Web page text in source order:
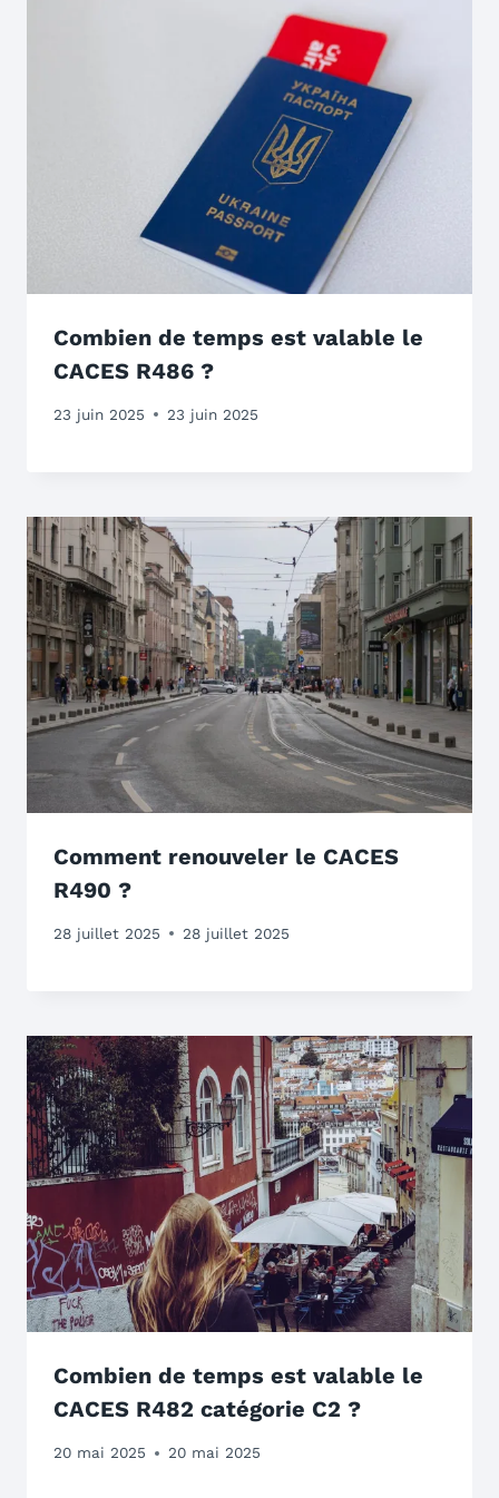
Combien de temps est valable le
CACES R486 ?
23 juin 2025 23 juin 2025
Comment renouveler le CACES
R490 ?
28 juillet 2025 28 juillet 2025
Combien de temps est valable le
CACES R482 catégorie C2 ?
20 mai 2025 20 mai 2025